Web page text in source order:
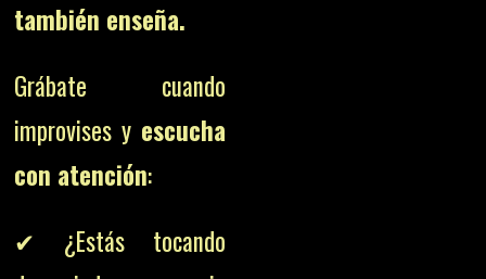
también enseña.
Grábate cuando
improvises y escucha
con atención:
✔ ¿Estás tocando